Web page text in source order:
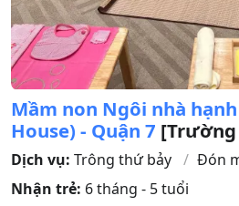
Mầm non Ngôi nhà
House) - Quận 7
Dịch vụ: Trông thứ bảy Đón
Nhận trẻ: 6 tháng - 5 tuổi